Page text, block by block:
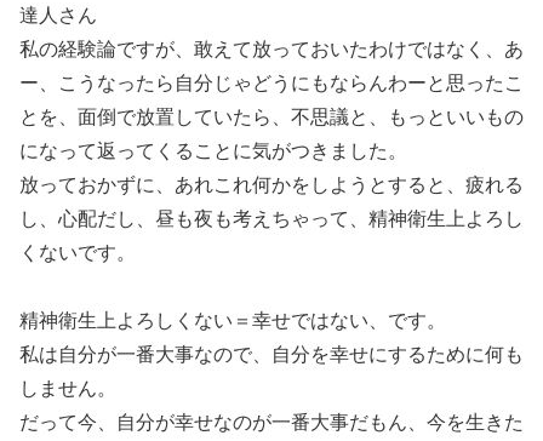
達人さん
私の経験論ですが、敢えて放っておいたわけではなく、あ
ー、こうなったら自分じゃどうにもならんわーと思ったこ
とを、面倒で放置していたら、不思議と、もっといいもの
になって返ってくることに気がつきました。
放っておかずに、あれこれ何かをしようとすると、疲れる
し、心配だし、昼も夜も考えちゃって、精神衛生上よろし
くないです。
精神衛生上よろしくない＝幸せではない、です。
私は自分が一番大事なので、自分を幸せにするために何も
しません。
だって今、自分が幸せなのが一番大事だもん、今を生きた